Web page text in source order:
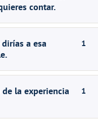
contar.
a esa
1
la experiencia
1